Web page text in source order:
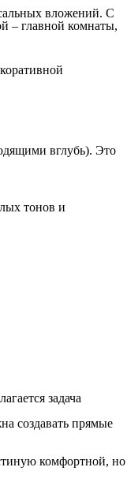
вложений. С
– главной комнаты,
вглубь). Это
тонов и
задача
создавать прямые
комфортной, но